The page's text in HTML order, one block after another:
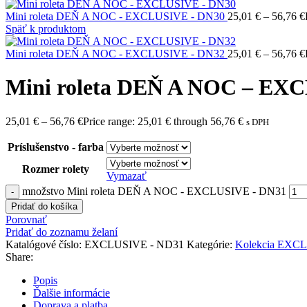
Mini roleta DEŇ A NOC - EXCLUSIVE - DN30 25,01 € – 56,76 €
Späť k produktom
Mini roleta DEŇ A NOC - EXCLUSIVE - DN32 25,01 € – 56,76 €
Mini roleta DEŇ A NOC –
25,01 € – 56,76 €Price range: 25,01 € through 56,76 € s DPH
Príslušenstvo - farba
Rozmer rolety
Vymazať
množstvo Mini roleta DEŇ A NOC - EXCLUSIVE - DN31
Pridať do košíka
Porovnať
Pridať do zoznamu želaní
Katalógové číslo: EXCLUSIVE - ND31 Kategórie: Kolekcia
Share:
Popis
Ďalšie informácie